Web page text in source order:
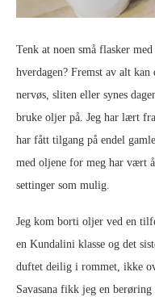
Tenk at noen små flasker
hverdagen? Fremst av alt kan
nervøs, sliten eller synes
bruke oljer på. Jeg har lært
har fått tilgang på endel
med oljene for meg har vært
settinger som mulig.
Jeg kom borti oljer ved en
en Kundalini klasse og det
duftet deilig i rommet, ikke
Savasana fikk jeg en